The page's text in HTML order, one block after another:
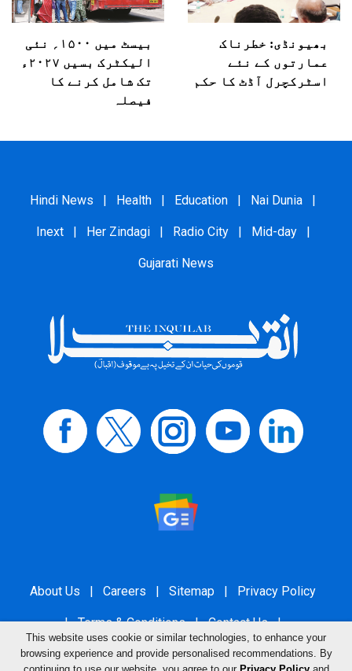
بھیونڈی: خطرناک
عمارتوں کے نئے
اسٹرکچرل آڈٹ کا حکم
بیسٹ میں ۱۵۰۰؍ نئی
الیکٹرک بسیں ۲۰۲۷ء
تک شامل کرنے کا
فیصلہ
Hindi News | Health | Education | Nai Dunia |
Inext | Her Zindagi | Radio City | Mid-day |
Gujarati News
About Us | Careers | Sitemap | Privacy Policy
| Terms & Conditions | Contact Us |
Grievance Redressal
This website uses cookie or similar technologies, to enhance your
browsing experience and provide personalised recommendations. By